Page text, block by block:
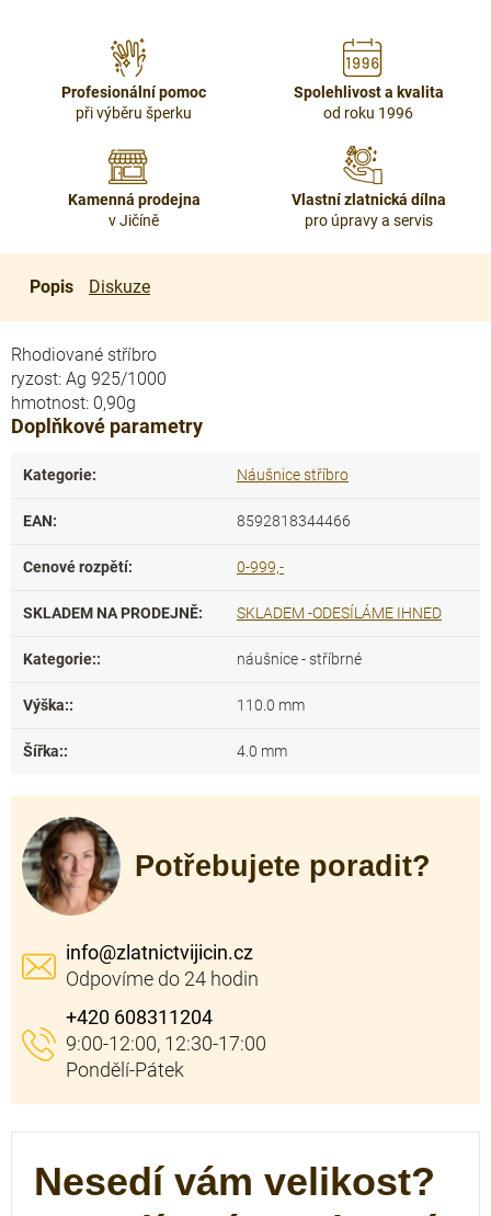
Profesionální pomoc
při výběru šperku
Spolehlivost a kvalita
od roku 1996
Kamenná prodejna
v Jičíně
Vlastní zlatnická dílna
pro úpravy a servis
Popis Diskuze
Rhodiované stříbro
ryzost: Ag 925/1000
hmotnost: 0,90g
Doplňkové parametry
Kategorie: Náušnice stříbro
EAN: 8592818344466
Cenové rozpětí: 0-999,-
SKLADEM NA PRODEJNĚ: SKLADEM -ODESÍLÁME IHNED
Kategorie:: náušnice - stříbrné
Výška:: 110.0 mm
Šířka:: 4.0 mm
Potřebujete poradit?
info@zlatnictvijicin.cz
+420 608311204
Nesedí vám velikost?